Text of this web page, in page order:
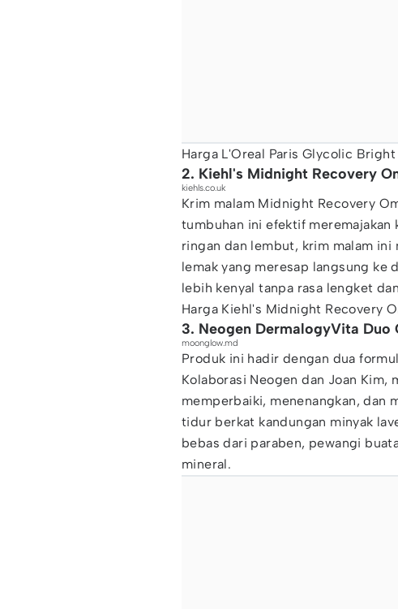
Harga L'Oreal Paris Glycolic
2. Kiehl's Midnight Recovery
kiehls.co.uk
Krim malam Midnight Recovery
tumbuhan ini efektif
ringan dan lembut, krim malam ini
lemak yang meresap langsung ke
lebih kenyal tanpa rasa lengket
Harga Kiehl's Midnight Recovery
3. Neogen DermalogyVita Duo
moonglow.md
Produk ini hadir dengan dua
Kolaborasi Neogen dan Joan Kim,
memperbaiki, menenangkan, dan
tidur berkat kandungan minyak
bebas dari paraben, pewangi
mineral.